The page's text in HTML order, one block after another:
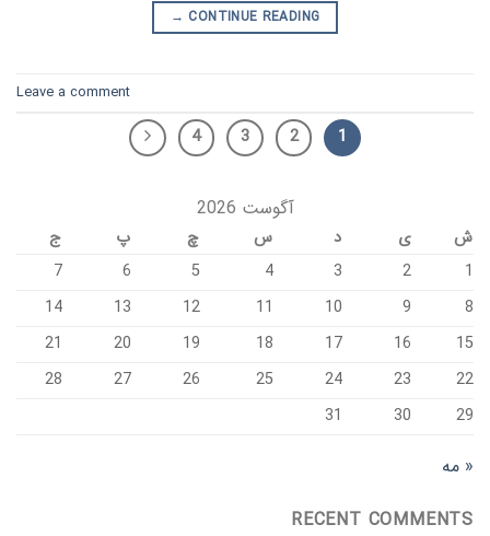
CONTINUE READING
→
Leave a comment
1
2
3
4
آگوست 2026
ش ی د س چ پ
ج
1
2
3
4
5
6
7
8
9
10
11
12
13
14
15
16
17
18
19
20
21
22
23
24
25
26
27
28
29
30
31
« مه
RECENT COMMENTS